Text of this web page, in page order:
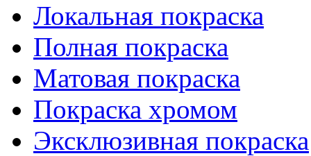
Локальная покраска
Полная покраска
Матовая покраска
Покраска хромом
Эксклюзивная покраска